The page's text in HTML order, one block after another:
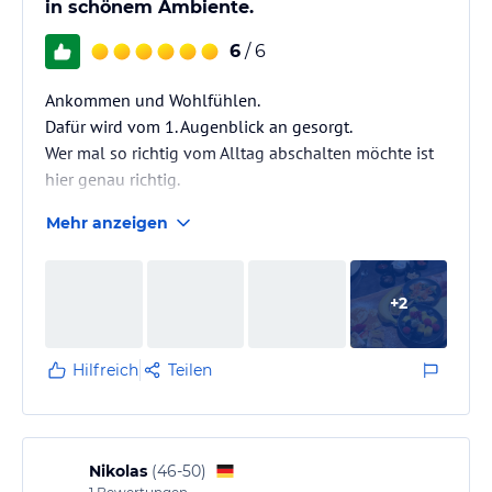
in schönem Ambiente.
6 / 6
Ankommen und Wohlfühlen.
Dafür wird vom 1. Augenblick an gesorgt.
Wer mal so richtig vom Alltag abschalten möchte ist
hier genau richtig.
Mehr anzeigen
+2
Hilfreich Teilen
Nikolas (46-50)